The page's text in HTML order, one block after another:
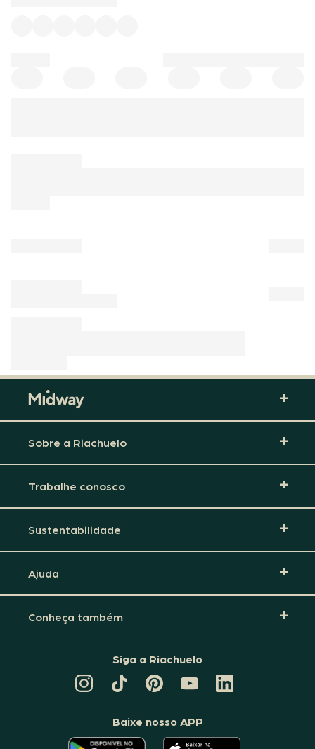
Sobre a Riachuelo
Trabalhe conosco
Sustentabilidade
Ajuda
Conheça também
Siga a Riachuelo
TIKTOK
DA
PINTEREST
DA
CANAL
DA
RIACHUELO
LINKEDIN
DA
Baixe nosso APP
O O